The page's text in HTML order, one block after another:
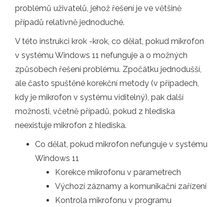
problémů uživatelů, jehož řešení je ve většině
případů relativně jednoduché.
V této instrukci krok -krok, co dělat, pokud mikrofon
v systému Windows 11 nefunguje a o možných
způsobech řešení problému. Zpočátku jednodušší,
ale často spuštěné korekční metody (v případech,
kdy je mikrofon v systému viditelný), pak další
možnosti, včetně případů, pokud z hlediska
neexistuje mikrofon z hlediska.
Co dělat, pokud mikrofon nefunguje v systému
Windows 11
Korekce mikrofonu v parametrech
Výchozí záznamy a komunikační zařízení
Kontrola mikrofonu v programu